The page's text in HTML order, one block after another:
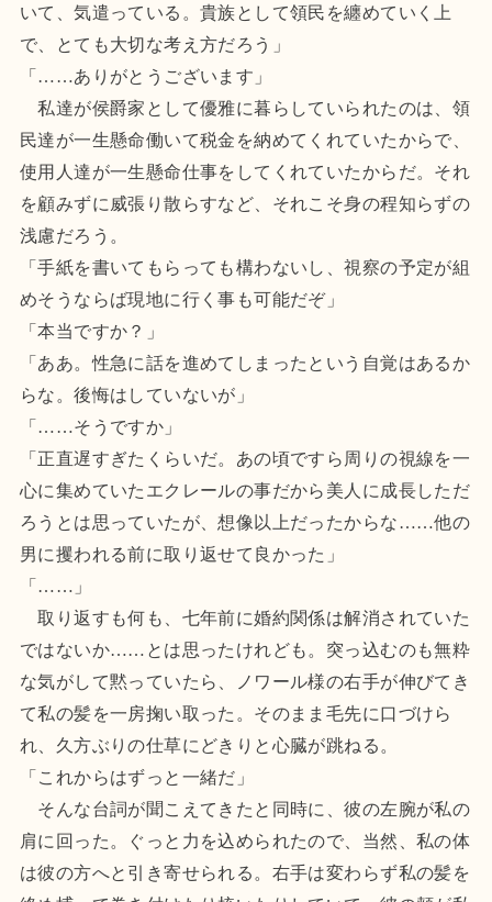
いて、気遣っている。貴族として領民を纏めていく上
で、とても大切な考え方だろう」
「……ありがとうございます」
私達が侯爵家として優雅に暮らしていられたのは、領
民達が一生懸命働いて税金を納めてくれていたからで、
使用人達が一生懸命仕事をしてくれていたからだ。それ
を顧みずに威張り散らすなど、それこそ身の程知らずの
浅慮だろう。
「手紙を書いてもらっても構わないし、視察の予定が組
めそうならば現地に行く事も可能だぞ」
「本当ですか？」
「ああ。性急に話を進めてしまったという自覚はあるか
らな。後悔はしていないが」
「……そうですか」
「正直遅すぎたくらいだ。あの頃ですら周りの視線を一
心に集めていたエクレールの事だから美人に成長しただ
ろうとは思っていたが、想像以上だったからな……他の
男に攫われる前に取り返せて良かった」
「……」
取り返すも何も、七年前に婚約関係は解消されていた
ではないか……とは思ったけれども。突っ込むのも無粋
な気がして黙っていたら、ノワール様の右手が伸びてき
て私の髪を一房掬い取った。そのまま毛先に口づけら
れ、久方ぶりの仕草にどきりと心臓が跳ねる。
「これからはずっと一緒だ」
そんな台詞が聞こえてきたと同時に、彼の左腕が私の
肩に回った。ぐっと力を込められたので、当然、私の体
は彼の方へと引き寄せられる。右手は変わらず私の髪を